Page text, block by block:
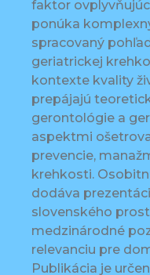
faktor
ponúka
spracovaný
geriatrickej
kontexte kvality
prepájajú
gerontológie a
aspektmi
prevencie,
krehkosti.
dodáva
slovenského
medzinárodné
relevanciu pre
Publikácia je